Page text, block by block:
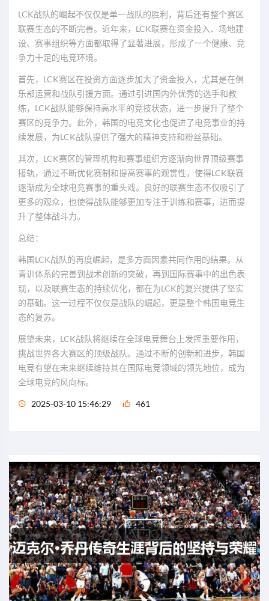
LCK战队的崛起不仅仅是单一战队的胜利，背后还有整个赛区
联赛生态的不断完善。近年来，LCK联赛在资金投入、场地建
设、赛事组织等方面都取得了显著进展，形成了一个健康、竞
争力十足的电竞环境。
首先，LCK赛区在投资方面逐步加大了资金投入，尤其是在俱
乐部运营和战队引援方面。通过引进国内外优秀的选手和教
练，LCK战队能够保持高水平的竞技状态，进一步提升了整个
赛区的竞争力。此外，韩国的电竞文化也促进了电竞事业的持
续发展，为LCK战队提供了强大的精神支持和粉丝基础。
其次，LCK赛区的管理机构和赛事组织方逐渐向世界顶级赛事
接轨，通过不断优化赛制和提高赛事的观赏性，使得LCK联赛
逐渐成为全球电竞赛事的重头戏。良好的联赛生态不仅吸引了
更多的观众，也使得战队能够更加专注于训练和赛事，进而提
升了整体战斗力。
总结：
韩国LCK战队的再度崛起，是多方面因素共同作用的结果。从
青训体系的完善到战术创新的突破，再到国际赛事中的出色表
现，以及联赛生态的持续优化，都在为LCK的复兴提供了坚实
的基础。这一过程不仅仅是战队的崛起，更是整个韩国电竞生
态的复苏。
展望未来，LCK战队将继续在全球电竞舞台上发挥重要作用，
挑战世界各大赛区的顶级战队。通过不断的创新和进步，韩国
电竞有望在未来继续维持其在国际电竞领域的领先地位，成为
全球电竞的风向标。
2025-03-10 15:46:29 461